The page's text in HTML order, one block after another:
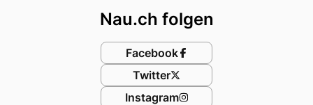
Nau.ch folgen
Facebook
Twitter
Instagram